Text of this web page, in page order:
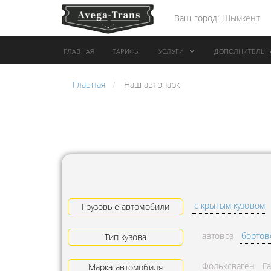
Ваш город: Шымкент
ГЛАВНАЯ ТАРИФЫ УСЛУГИ
АРЕНДА АВТОБУСА
ГРУЗОВАЯ ТЕХНИКА
ПЕРЕВОЗКА ТРУБ
АРЕНДА БУЛЬДОЗЕРА
Главная Наш автопарк
Грузовые автомобили с крытым кузовом
Тип кузова автовоз
Марка автомобиля Фольксваген